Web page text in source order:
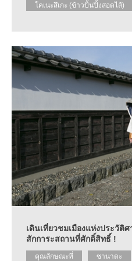
โคเนะสึเกะ (ข้าวปั้นปิ้งสอดไส้)
เดินเที่ยวชมเมืองแห่งประวัติ
สักการะสถานที่ศักดิ์สิทธิ์ !
คุณลักษณะที่ ซานาดะ